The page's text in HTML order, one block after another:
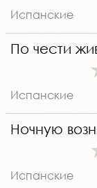
Испанские
По чести
Испанские
Ночную
Испанские